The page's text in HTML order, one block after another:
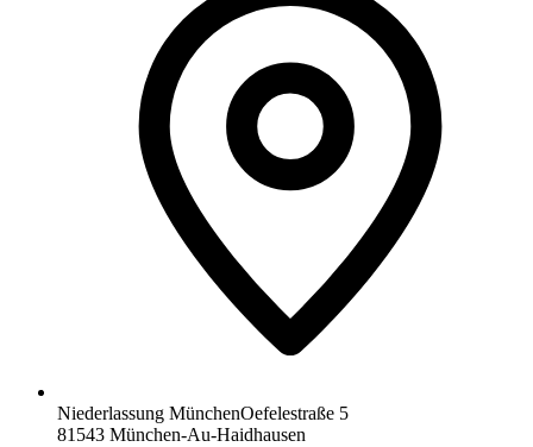
Niederlassung MünchenOefelestraße 5
81543 München-Au-Haidhausen